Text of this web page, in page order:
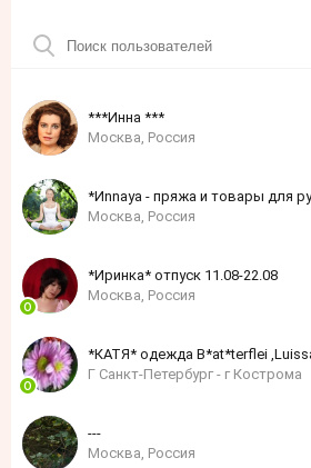
***Инна ***
Москва, Россия
Москва, Россия
*Иринка* отпуск 11.08-22.08
Москва, Россия
Г Санкт-Петербург - г Кострома
---
Москва, Россия